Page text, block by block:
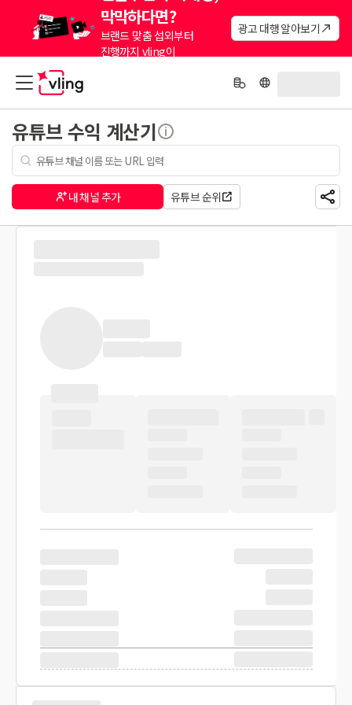
막막하다면?
브랜드 맞춤 섭외부터
진행까지 vling이
광고 대행 알아보기
유튜브 수익 계산기
내 채널 추가 유튜브 순위